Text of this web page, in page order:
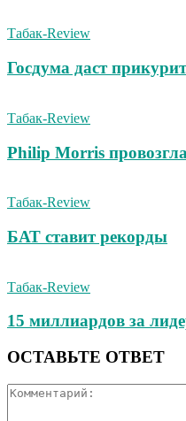
Табак-Review
Госдума даст
Табак-Review
Philip Morris
Табак-Review
БАТ ставит рекорды
Табак-Review
15 миллиардов за
ОСТАВЬТЕ ОТВЕТ